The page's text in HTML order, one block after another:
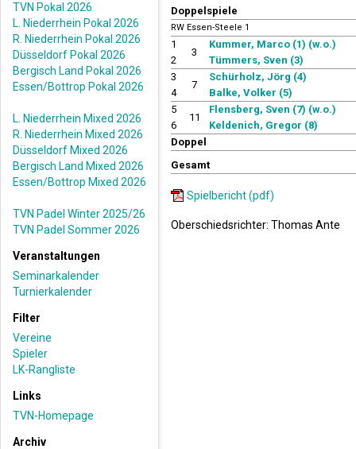
TVN Pokal 2026
L. Niederrhein Pokal 2026
R. Niederrhein Pokal 2026
Düsseldorf Pokal 2026
Bergisch Land Pokal 2026
Essen/Bottrop Pokal 2026
L. Niederrhein Mixed 2026
R. Niederrhein Mixed 2026
Düsseldorf Mixed 2026
Bergisch Land Mixed 2026
Essen/Bottrop Mixed 2026
TVN Padel Winter 2025/26
TVN Padel Sommer 2026
Veranstaltungen
Seminarkalender
Turnierkalender
Filter
Vereine
Spieler
LK-Rangliste
Links
TVN-Homepage
Archiv
Doppelspiele
RW Essen-Steele 1
1
2
3
Kummer, Marco (1) (w.o.)
Tümmers, Sven (3)
3
4
7
Schürholz, Jörg (4)
Balke, Volker (5)
5
6
11
Flensberg, Sven (7) (w.o.)
Keldenich, Gregor (8)
Doppel
Gesamt
Spielbericht (pdf)
Oberschiedsrichter: Thomas Ante